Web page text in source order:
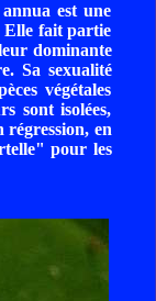
est une
Elle fait partie
dominante
Sa sexualité
végétales
sont isolées,
en
pour les